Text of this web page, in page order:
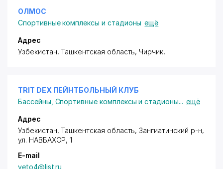
ОЛМОС
Спортивные комплексы и стадионы ещё
Адрес
Узбекистан, Ташкентская область, Чирчик,
TRIT DEX ПЕЙНТБОЛЬНЫЙ КЛУБ
Бассейны Спортивные комплексы и стадионы... ещё
Адрес
Узбекистан, Ташкентская область, Зангиатинский р-н,
ул. НАВБАХОР, 1
E-mail
veto4@list.ru